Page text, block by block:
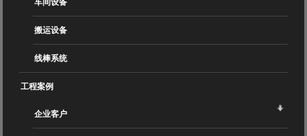
车间设备
搬运设备
线棒系统
工程案例
企业客户